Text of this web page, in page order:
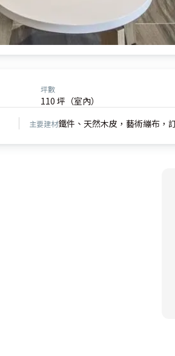
坪數
110 坪（室內）
主要建材鐵件、天然木皮，藝術繃布，